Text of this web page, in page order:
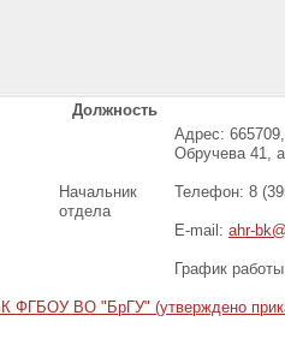
Должность
Начальник
отдела
Адрес:
Обручева 41,
Телефон: 8
E-mail: ahr-
График
ФГБОУ ВО "БрГУ" (утверждено